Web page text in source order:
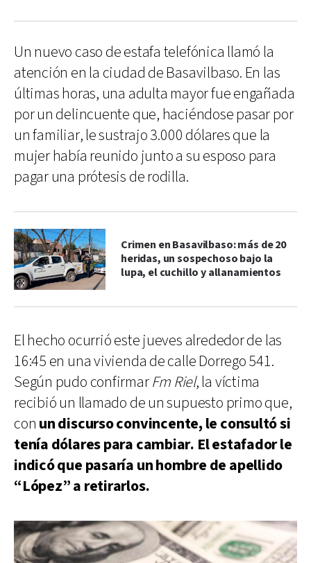
Un nuevo caso de estafa telefónica llamó la
atención en la ciudad de Basavilbaso. En las
últimas horas, una adulta mayor fue engañada
por un delincuente que, haciéndose pasar por
un familiar, le sustrajo 3.000 dólares que la
mujer había reunido junto a su esposo para
pagar una prótesis de rodilla.
Crimen en Basavilbaso: más de 20
heridas, un sospechoso bajo la
lupa, el cuchillo y allanamientos
El hecho ocurrió este jueves alrededor de las
16:45 en una vivienda de calle Dorrego 541.
Según pudo confirmarFm Riel, la víctima
recibió un llamado de un supuesto primo que,
con un discurso convincente, le consultó si
tenía dólares para cambiar. El estafador le
indicó que pasaría un hombre de apellido
“López” a retirarlos.